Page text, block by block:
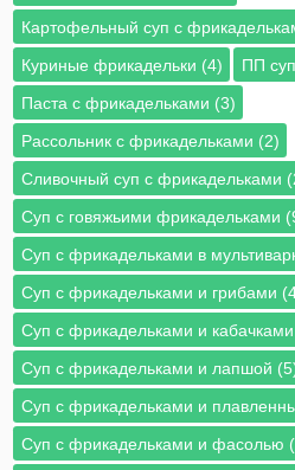
Картофельный суп с
Куриные фрикадельки (4)
ПП
Паста с фрикадельками (3)
Рассольник с фрикадельками (2)
Сливочный суп с фрикадельками
Суп с говяжьими фрикадельками
Суп с фрикадельками в
Суп с фрикадельками и грибами
Суп с фрикадельками и
Суп с фрикадельками и лапшой
Суп с фрикадельками и
Суп с фрикадельками и фасолью